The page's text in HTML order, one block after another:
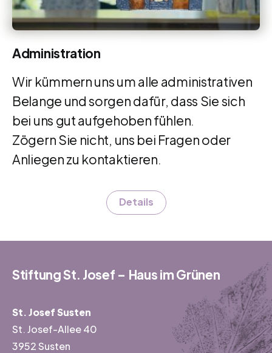
Administration
Wir kümmern uns um alle administrativen
Belange und sorgen dafür, dass Sie sich
bei uns gut aufgehoben fühlen.
Zögern Sie nicht, uns bei Fragen oder
Anliegen zu kontaktieren.
Details
Stiftung St. Josef – Haus im Grünen
St. Josef Susten
St. Josef-Allee 40
3952 Susten